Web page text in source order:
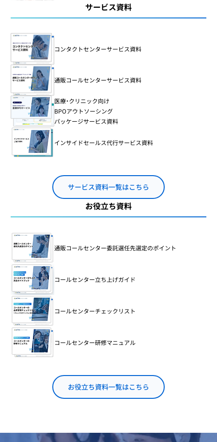
サービス資料
コンタクトセンターサービス資料
通販コールセンターサービス資料
医療・クリニック向け
BPOアウトソーシング
パッケージサービス資料
インサイドセールス代行サービス資料
サービス資料一覧はこちら
お役立ち資料
通販コールセンター委託選任先選定のポイント
コールセンター立ち上げガイド
コールセンターチェックリスト
コールセンター研修マニュアル
お役立ち資料一覧はこちら